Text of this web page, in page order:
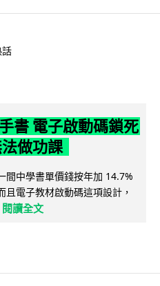
書 電子啟動碼鎖死
做功課
間中學書單價錢按年加 14.7%
電子教材啟動碼這項設計，
閱讀全文